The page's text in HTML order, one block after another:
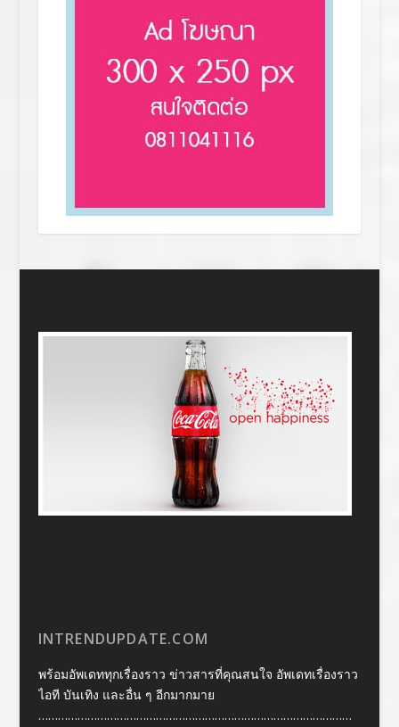
INTRENDUPDATE.COM
พร้อมอัพเดททุกเรื่องราว ข่าวสารที่คุณสนใจ อัพเดทเรื่องราว
ไอที บันเทิง และอื่น ๆ อีกมากมาย
……………………………………………………………………………………